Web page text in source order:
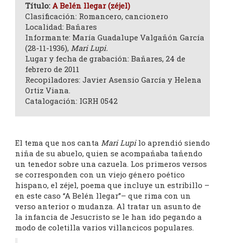
Título: A Belén llegar (zéjel)
Clasificación: Romancero, cancionero
Localidad: Bañares
Informante: María Guadalupe Valgañón García
(28-11-1936), Mari Lupi.
Lugar y fecha de grabación: Bañares, 24 de
febrero de 2011
Recopiladores: Javier Asensio García y Helena
Ortiz Viana.
Catalogación: IGRH 0542
El tema que nos canta Mari Lupi lo aprendió siendo
niña de su abuelo, quien se acompañaba tañendo
un tenedor sobre una cazuela. Los primeros versos
se corresponden con un viejo género poético
hispano, el zéjel, poema que incluye un estribillo –
en este caso “A Belén llegar”– que rima con un
verso anterior o mudanza. Al tratar un asunto de
la infancia de Jesucristo se le han ido pegando a
modo de coletilla varios villancicos populares.